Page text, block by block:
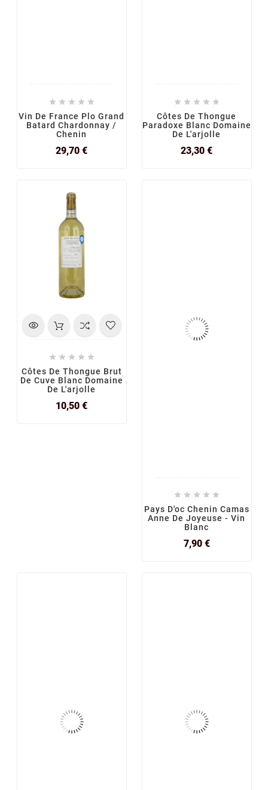
    
Vin De France Plo Grand
Batard Chardonnay /
Chenin
29,70 €Prix
    
Côtes De Thongue
Paradoxe Blanc Domaine
De L'arjolle
23,30 €Prix
    
Côtes De Thongue Brut
De Cuve Blanc Domaine
De L'arjolle
10,50 €Prix
    
Pays D'oc Chenin Camas
Anne De Joyeuse - Vin
Blanc
7,90 €Prix